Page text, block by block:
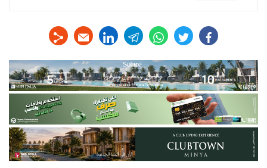
facebook
twitter
whats
telegram
linkedin